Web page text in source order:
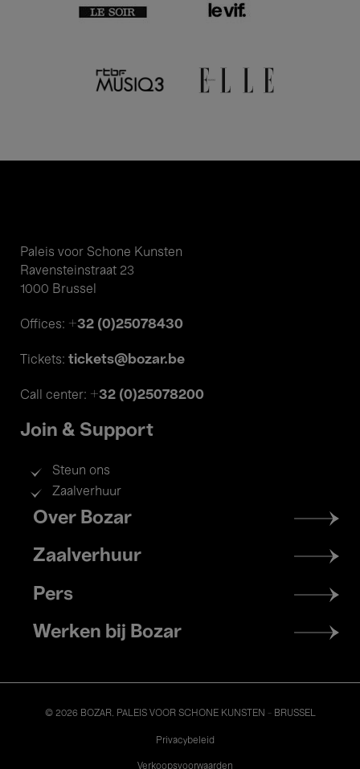
Paleis voor Schone Kunsten
Ravensteinstraat 23
1000 Brussel
Offices: +32 (0)25078430
Tickets: tickets@bozar.be
Call center: +32 (0)25078200
Join & Support
Steun ons
Zaalverhuur
Footer
menu
Over Bozar
Zaalverhuur
Pers
Werken bij Bozar
© 2026 BOZAR. PALEIS VOOR SCHONE KUNSTEN - BRUSSEL
Privacybeleid
Verkoopsvoorwaarden